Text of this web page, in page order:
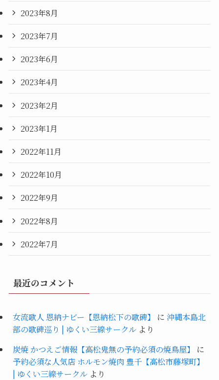
2023年8月
2023年7月
2023年6月
2023年4月
2023年2月
2023年1月
2022年11月
2022年10月
2022年9月
2022年8月
2022年7月
最近のコメント
女流歌人 恩納ナビー【恩納松下の歌碑】 に 沖縄本島北
部の歌碑巡り | ゆくい三線サークルより
炭焼 かつえご情報【高松鬼無の予約必須の焼鳥屋】
に
予約必須な人気店 ホルモン焼肉 豊千【高松市藤塚町】
| ゆくい三線サークルより